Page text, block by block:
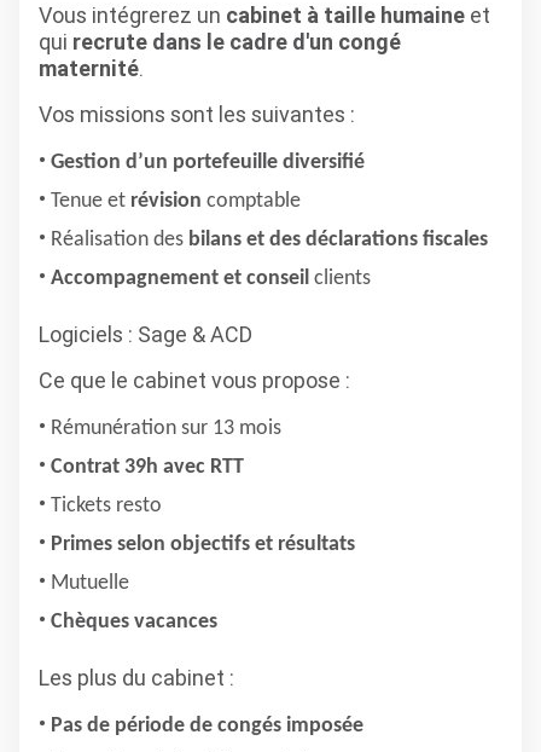
Vous intégrerez un cabinet à taille humaine et
qui recrute dans le cadre d'un congé
maternité.
Vos missions sont les suivantes :
Gestion d’un portefeuille diversifié
Tenue et révision comptable
Réalisation des bilans et des déclarations fiscales
Accompagnement et conseil clients
Logiciels : Sage & ACD
Ce que le cabinet vous propose :
Rémunération sur 13 mois
Contrat 39h avec RTT
Tickets resto
Primes selon objectifs et résultats
Mutuelle
Chèques vacances
Les plus du cabinet :
Pas de période de congés imposée